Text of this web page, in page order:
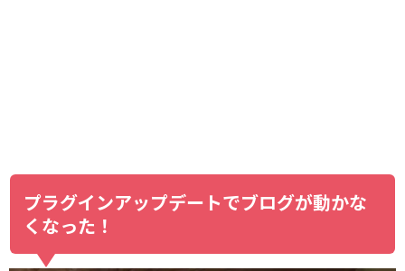
プラグインアップデートでブログが動かな
くなった！